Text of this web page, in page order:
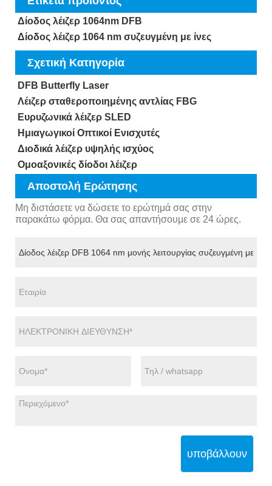
Δίοδος λέιζερ 1064nm DFB
Δίοδος λέιζερ 1064 nm συζευγμένη με ίνες
Σχετική Κατηγορία
DFB Butterfly Laser
Λέιζερ σταθεροποιημένης αντλίας FBG
Ευρυζωνικά λέιζερ SLED
Ημιαγωγικοί Οπτικοί Ενισχυτές
Διοδικά λέιζερ υψηλής ισχύος
Ομοαξονικές δίοδοι λέιζερ
Αποστολή Ερώτησης
Μη διστάσετε να δώσετε το ερώτημά σας στην
παρακάτω φόρμα. Θα σας απαντήσουμε σε 24 ώρες.
υποβάλλουν